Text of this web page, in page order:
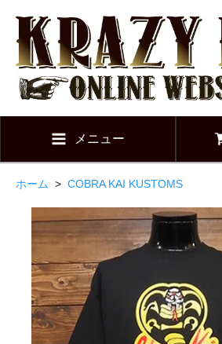
メニュー
ホーム > COBRA KAI KUSTOMS